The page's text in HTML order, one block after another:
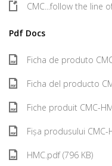
CMC...follow the line
Pdf Docs
Ficha de produto
Ficha del producto
Fiche produit CMC-
Fișa produsului CMC-
HMC.pdf (796 KB)